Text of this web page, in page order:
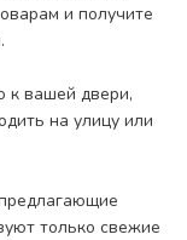
и получите
к вашей двери,
на улицу или
только свежие